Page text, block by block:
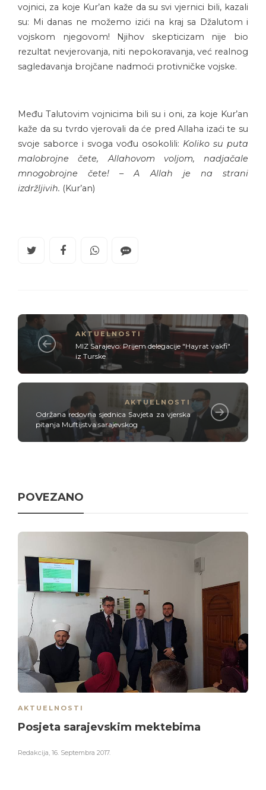
vojnici, za koje Kur’an kaže da su svi vjernici bili, kazali
su: Mi danas ne možemo izići na kraj sa Džalutom i
vojskom njegovom! Njihov skepticizam nije bio
rezultat nevjerovanja, niti nepokoravanja, već realnog
sagledavanja brojčane nadmoći protivničke vojske.
Među Talutovim vojnicima bili su i oni, za koje Kur’an
kaže da su tvrdo vjerovali da će pred Allaha izaći te su
svoje saborce i svoga vođu osokolili: Koliko su puta
malobrojne čete, Allahovom voljom, nadjačale
mnogobrojne čete! – A Allah je na strani
izdržljivih. (Kur’an)
AKTUELNOSTI
MIZ Sarajevo: Prijem delegacije "Hayrat vakfi"
iz Turske
AKTUELNOSTI
Održana redovna sjednica Savjeta za vjerska
pitanja Muftijstva sarajevskog
POVEZANO
AKTUELNOSTI
Posjeta sarajevskim mektebima
Redakcija, 16. Septembra 2017.